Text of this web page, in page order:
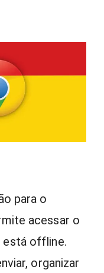
para o
acessar o
está offline.
organizar